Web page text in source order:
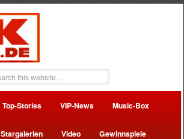
Top-Stories VIP-News Music-Box
Stargalerien Video Gewinnspiele